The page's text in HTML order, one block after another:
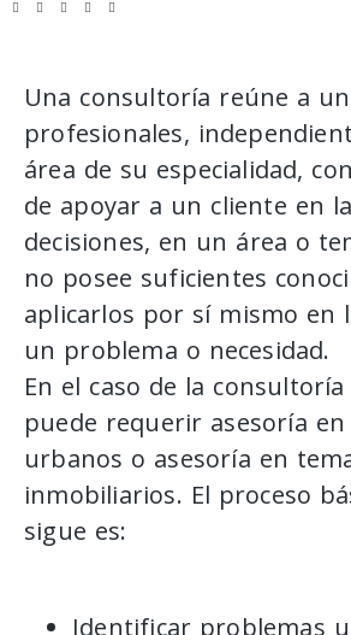
Una consultoría reúne a
profesionales,
área de su especialidad,
de apoyar a un cliente en
decisiones, en un área o
no posee suficientes
aplicarlos por sí mismo en
un problema o necesidad.
En el caso de la
puede requerir asesoría
urbanos o asesoría en
inmobiliarios. El proceso
sigue es:
Identificar problemas